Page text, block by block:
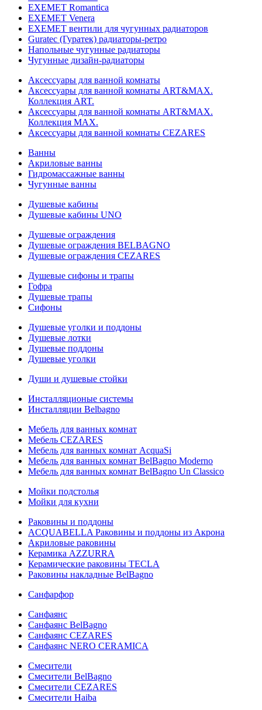
EXEMET Romantica
EXEMET Venera
EXEMET вентили для чугунных радиаторов
Guratec (Гуратек) радиаторы-ретро
Напольные чугунные радиаторы
Чугунные дизайн-радиаторы
Аксессуары для ванной комнаты
Аксессуары для ванной комнаты ART&MAX.
Коллекция ART.
Аксессуары для ванной комнаты ART&MAX.
Коллекция MAX.
Аксессуары для ванной комнаты CEZARES
Ванны
Акриловые ванны
Гидромассажные ванны
Чугунные ванны
Душевые кабины
Душевые кабины UNO
Душевые ограждения
Душевые ограждения BELBAGNO
Душевые ограждения CEZARES
Душевые сифоны и трапы
Гофра
Душевые трапы
Сифоны
Душевые уголки и поддоны
Душевые лотки
Душевые поддоны
Душевые уголки
Души и душевые стойки
Инсталляционые системы
Инсталляции Belbagno
Мебель для ванных комнат
Мебель CEZARES
Мебель для ванных комнат AcquaSi
Мебель для ванных комнат BelBagno Moderno
Мебель для ванных комнат BelBagno Un Classico
Мойки подстолья
Мойки для кухни
Раковины и поддоны
ACQUABELLA Раковины и поддоны из Акрона
Акриловые раковины
Керамика AZZURRA
Керамические раковины TECLA
Раковины накладные BelBagno
Санфарфор
Санфаянс
Санфаянс BelBagno
Санфаянс CEZARES
Санфаянс NERO CERAMICA
Смесители
Смесители BelBagno
Смесители CEZARES
Смесители Haiba